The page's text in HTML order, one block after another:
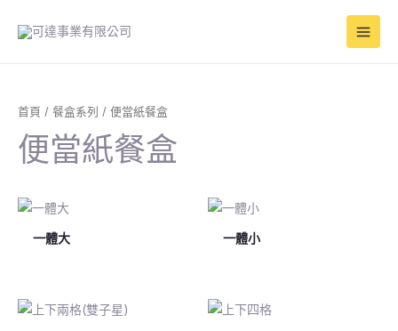
Main
首頁 / 餐盒系列 / 便當紙餐盒
便當紙餐盒
一體大 一體小